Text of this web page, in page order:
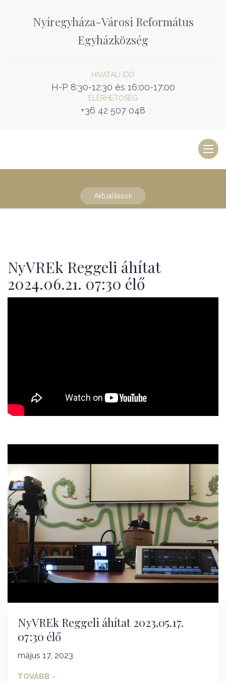
Nyíregyháza-Városi Református
Egyházközség
HIVATALI IDŐ
H-P 8:30-12:30 és 16:00-17:00
ELÉRHETŐSÉG
+36 42 507 048
Aktualitások
NyVREk Reggeli áhítat
2024.06.21. 07:30 élő
NyVREk Reggeli áhítat 2023.05.17.
07:30 élő
május 17, 2023
TOVÁBB -